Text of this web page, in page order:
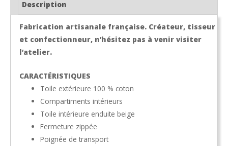
Description
Fabrication artisanale française. Créateur, tisseur
et confectionneur, n’hésitez pas à venir visiter
l’atelier.
CARACTÉRISTIQUES
Toile extérieure 100 % coton
Compartiments intérieurs
Toile intérieure enduite beige
Fermeture zippée
Poignée de transport